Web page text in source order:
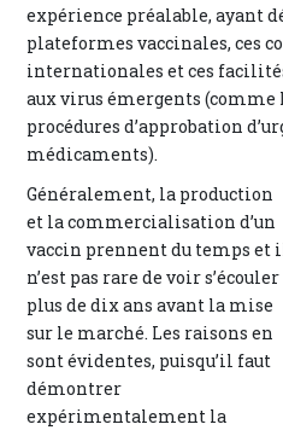
expérience préalable, ayant
plateformes vaccinales, ces
internationales et ces
aux virus émergents (comme
procédures d’approbation
médicaments).
Généralement, la production
et la commercialisation d’un
vaccin prennent du temps et
n’est pas rare de voir s’écouler
plus de dix ans avant la mise
sur le marché. Les raisons en
sont évidentes, puisqu’il faut
démontrer
expérimentalement la